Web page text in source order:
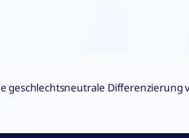
geschlechtsneutrale